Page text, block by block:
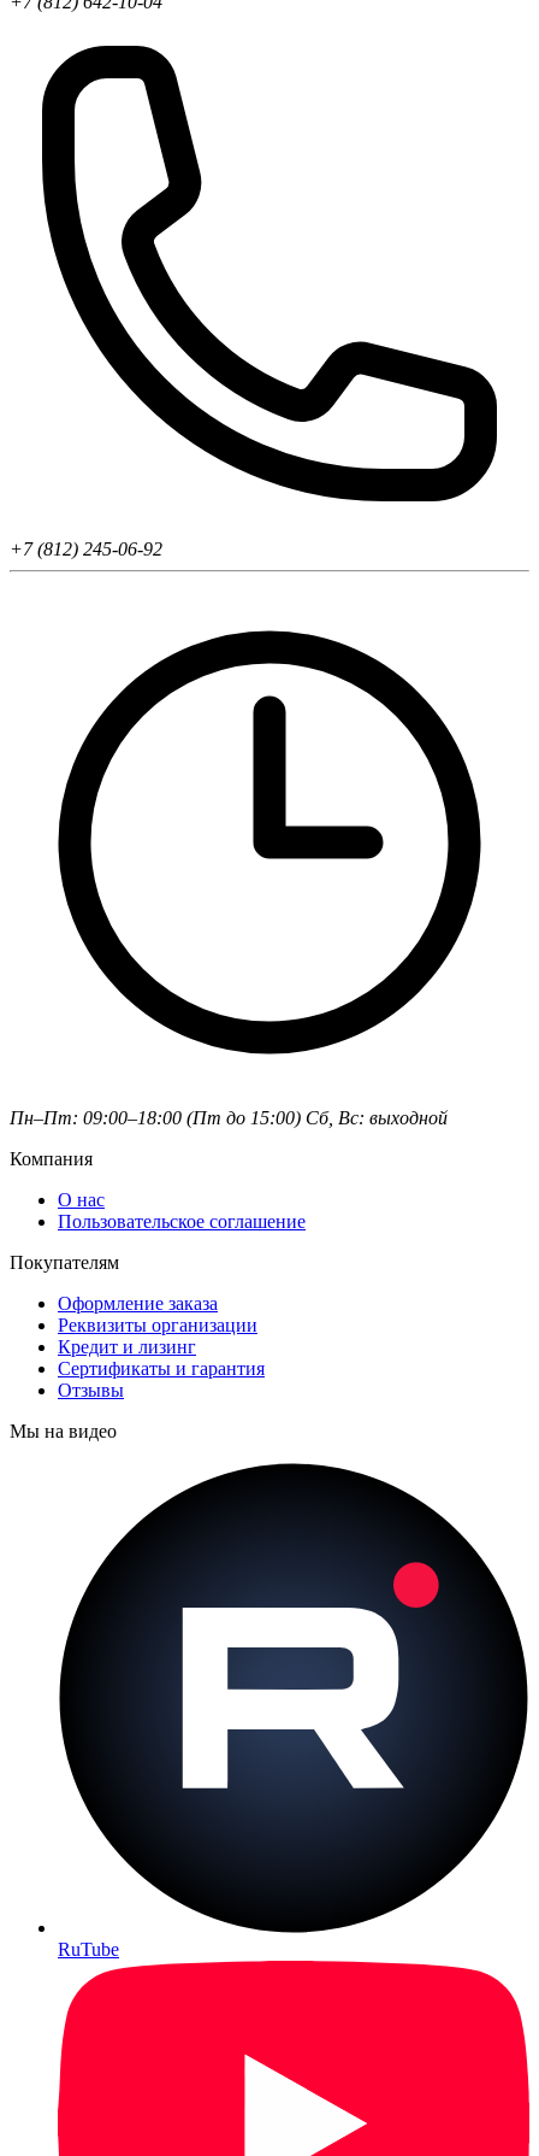
+7 (812) 245-06-92
Пн–Пт: 09:00–18:00 (Пт до 15:00) Сб, Вс: выходной
Компания
О нас
Пользовательское соглашение
Покупателям
Оформление заказа
Реквизиты организации
Кредит и лизинг
Сертификаты и гарантия
Отзывы
Мы на видео
RuTube